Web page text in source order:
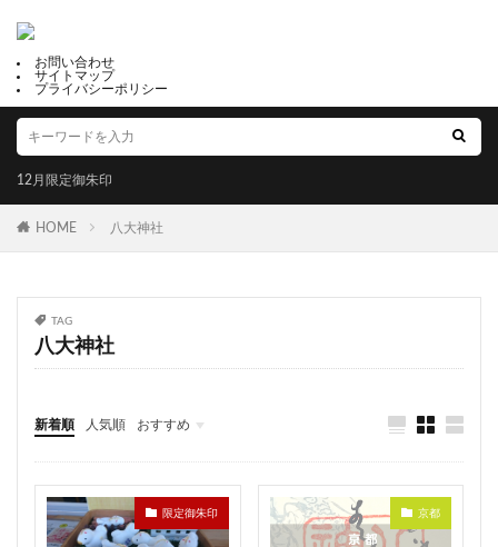
お問い合わせ
サイトマップ
プライバシーポリシー
鶴峯八幡宮
尾道市 天井画
強運守護 検見川神社 眞中神社 四条
諏訪神社 三島神社 子宝恵方犬
12月限定御朱印
冨士山下宮小室浅間神社
岩津天満宮 三津嚴島神社 郵送可能
千代ヶ岡八幡宮
年越大祓御朱印
由緒 藤田神社
こいのぼり御朱印 橿原神宮 烏谷崎神社
恵運寺 上尾御嶽神社 角館總鎭守 神明社
12月限定御朱印
HOME 八大神社
TAG
八大神社
新着順 人気順 おすすめ
福井
山梨
静岡
京都
大阪
兵庫
奈良
和歌山
香川
高知
福岡
佐賀
限定御朱印 京都